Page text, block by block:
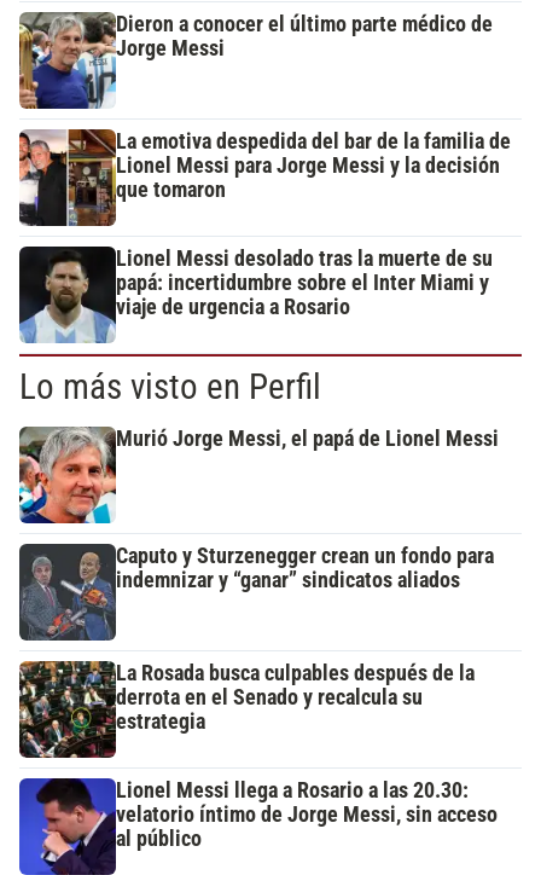
Dieron a conocer el último parte médico de
Jorge Messi
La emotiva despedida del bar de la familia de
Lionel Messi para Jorge Messi y la decisión
que tomaron
Lionel Messi desolado tras la muerte de su
papá: incertidumbre sobre el Inter Miami y
viaje de urgencia a Rosario
Lo más visto en Perfil
Murió Jorge Messi, el papá de Lionel Messi
Caputo y Sturzenegger crean un fondo para
indemnizar y “ganar” sindicatos aliados
La Rosada busca culpables después de la
derrota en el Senado y recalcula su
estrategia
Lionel Messi llega a Rosario a las 20.30:
velatorio íntimo de Jorge Messi, sin acceso
al público